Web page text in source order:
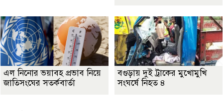
এল নিনোর ভয়াবহ প্রভাব নিয়ে
জাতিসংঘের সতর্কবার্তা
বগুড়ায় দুই ট্রাকের মুখোমুখি
সংঘর্ষে নিহত ৪